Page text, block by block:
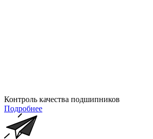
Контроль качества подшипников
Подробнее